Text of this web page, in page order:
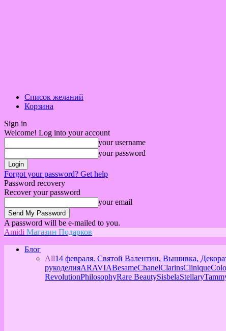
Список желаний
Корзина
Sign in
Welcome! Log into your account
your username
your password
Forgot your password? Get help
Password recovery
Recover your password
your email
A password will be e-mailed to you.
Amidi Магазин Подарков
Блог
All14 февраля. Святой Валентин, Вышивка,
рукоделияARAVIABesameChanelClarinsClinique
RevolutionPhilosophyRare BeautySisbelaStellary